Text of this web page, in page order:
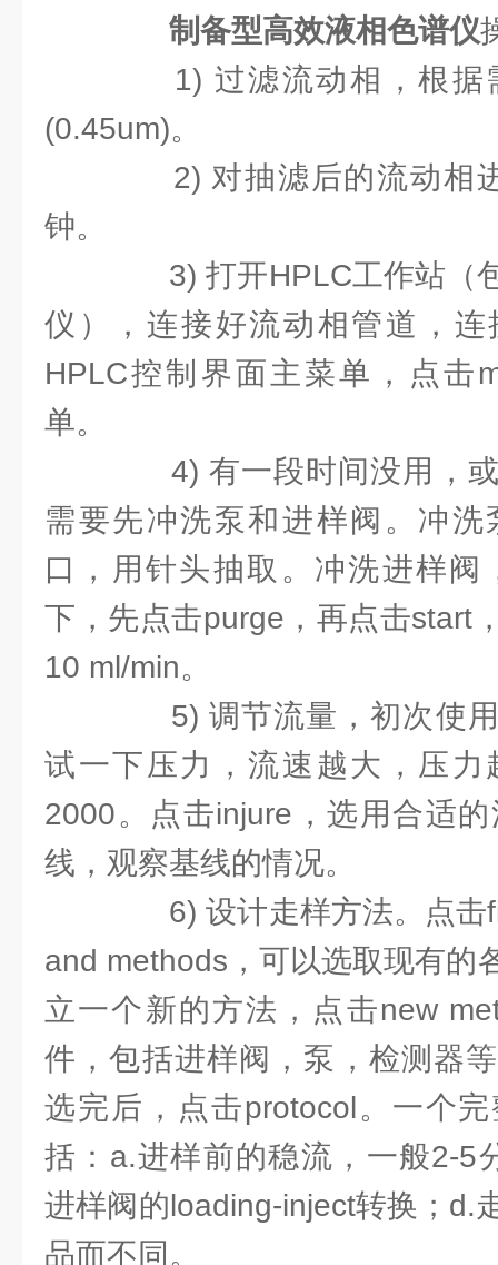
制备型高效液相色谱仪
1) 过滤流动相，根据
(0.45um)。
2) 对抽滤后的流动相
钟。
3) 打开HPLC工作站（
仪），连接好流动相管道，
HPLC控制界面主菜单，点击
单。
4) 有一段时间没用，或
需要先冲洗泵和进样阀。冲
口，用针头抽取。冲洗进样阀
下，先点击purge，再点击start
10 ml/min。
5) 调节流量，初次使用
试一下压力，流速越大，压力
2000。点击injure，选用合适
线，观察基线的情况。
6) 设计走样方法。点击
and methods，可以选取现有的
立一个新的方法，点击new
件，包括进样阀，泵，检测器
选完后，点击protocol。一个
括：a.进样前的稳流，一般2-5
进样阀的loading-inject转换；d.
品而不同。